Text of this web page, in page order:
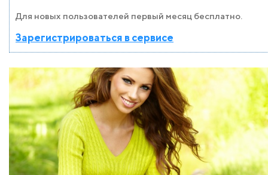
Для новых пользователей первый месяц бесплатно.
Зарегистрироваться в сервисе